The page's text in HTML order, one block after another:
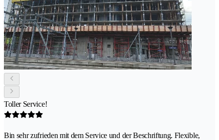
Toller Service!
Bin sehr zufrieden mit dem Service und der Beschriftung. Flexible,